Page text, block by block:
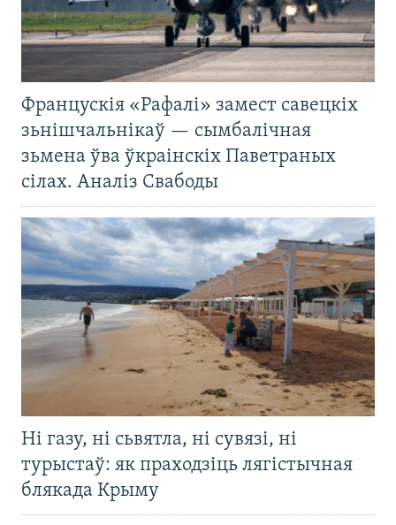
Францускія «Рафалі» замест савецкіх
зьнішчальнікаў — сымбалічная
зьмена ўва ўкраінскіх Паветраных
сілах. Аналіз Свабоды
Ні газу, ні сьвятла, ні сувязі, ні
турыстаў: як праходзіць лягістычная
блякада Крыму